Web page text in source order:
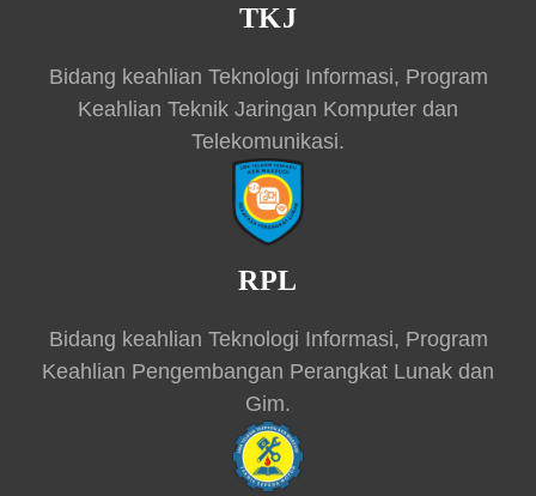
TKJ
Bidang keahlian Teknologi Informasi, Program
Keahlian Teknik Jaringan Komputer dan
Telekomunikasi.
RPL
Bidang keahlian Teknologi Informasi, Program
Keahlian Pengembangan Perangkat Lunak dan
Gim.